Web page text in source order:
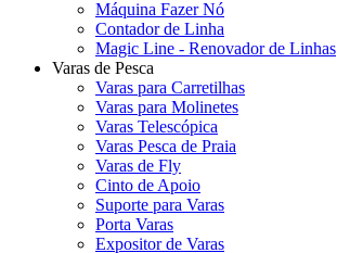
Máquina Fazer Nó
Contador de Linha
Magic Line - Renovador de Linhas
Varas de Pesca
Varas para Carretilhas
Varas para Molinetes
Varas Telescópica
Varas Pesca de Praia
Varas de Fly
Cinto de Apoio
Suporte para Varas
Porta Varas
Expositor de Varas